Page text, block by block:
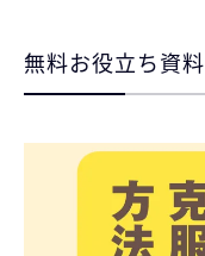
無料お役立ち資料